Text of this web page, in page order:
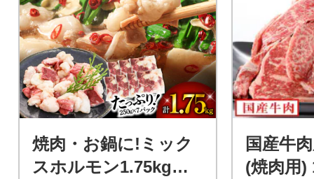
焼肉・お鍋に!ミック
スホルモン1.75kg K
国産牛
(焼肉用